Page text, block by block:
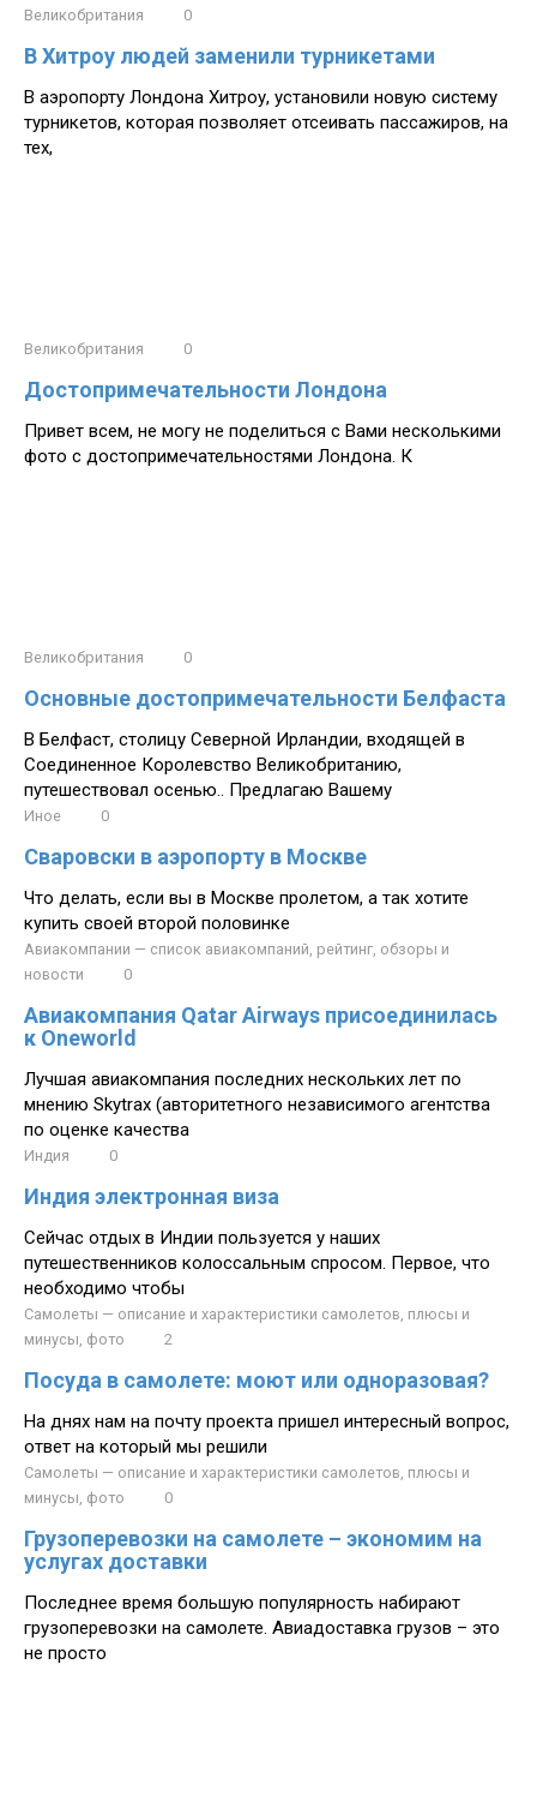
Великобритания 0
В Хитроу людей заменили турникетами
В аэропорту Лондона Хитроу, установили новую систему
турникетов, которая позволяет отсеивать пассажиров, на
тех,
Великобритания 0
Достопримечательности Лондона
Привет всем, не могу не поделиться с Вами несколькими
фото с достопримечательностями Лондона. К
Великобритания 0
Основные достопримечательности Белфаста
В Белфаст, столицу Северной Ирландии, входящей в
Соединенное Королевство Великобританию,
путешествовал осенью.. Предлагаю Вашему
Иное 0
Сваровски в аэропорту в Москве
Что делать, если вы в Москве пролетом, а так хотите
купить своей второй половинке
Авиакомпании — список авиакомпаний, рейтинг, обзоры и
новости
0
Авиакомпания Qatar Airways присоединилась
к Oneworld
Лучшая авиакомпания последних нескольких лет по
мнению Skytrax (авторитетного независимого агентства
по оценке качества
Индия 0
Индия электронная виза
Сейчас отдых в Индии пользуется у наших
путешественников колоссальным спросом. Первое, что
необходимо чтобы
Самолеты — описание и характеристики самолетов, плюсы и
минусы, фото
2
Посуда в самолете: моют или одноразовая?
На днях нам на почту проекта пришел интересный вопрос,
ответ на который мы решили
Самолеты — описание и характеристики самолетов, плюсы и
минусы, фото
0
Грузоперевозки на самолете – экономим на
услугах доставки
Последнее время большую популярность набирают
грузоперевозки на самолете. Авиадоставка грузов – это
не просто